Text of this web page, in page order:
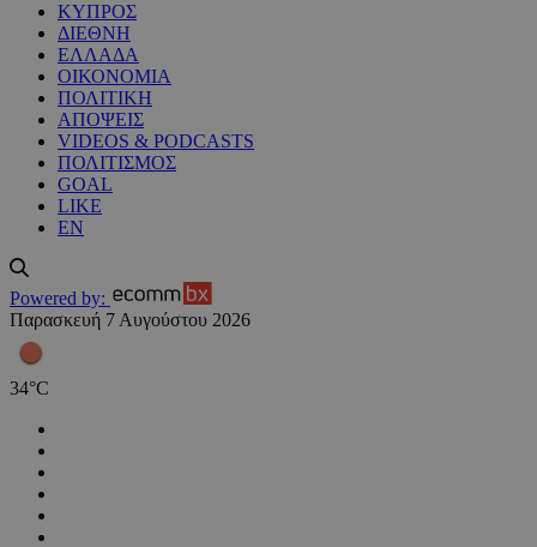
ΚΥΠΡΟΣ
ΔΙΕΘΝΗ
ΕΛΛΑΔΑ
ΟΙΚΟΝΟΜΙΑ
ΠΟΛΙΤΙΚΗ
ΑΠΟΨΕΙΣ
VIDEOS & PODCASTS
ΠΟΛΙΤΙΣΜΟΣ
GOAL
LIKE
EN
Powered by:
Παρασκευή 7 Αυγούστου 2026
34°C